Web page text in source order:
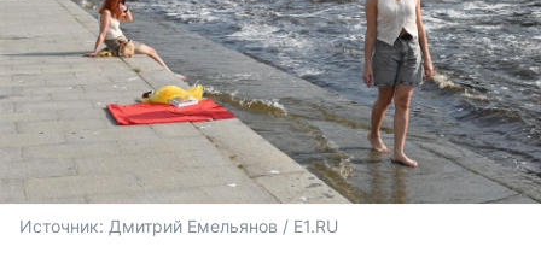
Источник: Дмитрий Емельянов / E1.RU